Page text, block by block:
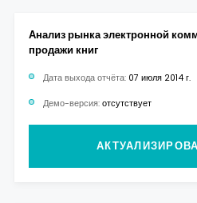
Анализ рынка электронной
продажи книг
Дата выхода отчёта: 07 июля 2014 г.
Демо-версия: отсутствует